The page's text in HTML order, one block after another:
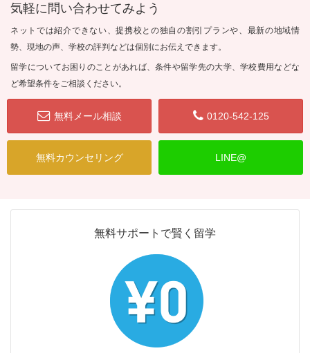
気軽に問い合わせてみよう
ネットでは紹介できない、提携校との独自の割引プランや、最新の地域情
勢、現地の声、学校の評判などは個別にお伝えできます。
留学についてお困りのことがあれば、条件や留学先の大学、学校費用などな
ど希望条件をご相談ください。
無料メール相談 0120-542-125
無料カウンセリング LINE@
無料サポートで賢く留学